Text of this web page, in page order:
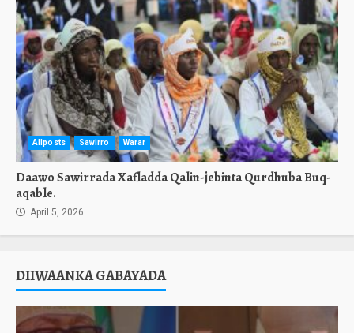
Allposts Sawirro Warar
Daawo Sawirrada Xafladda Qalin-jebinta Qurdhuba Buq-
aqable.
April 5, 2026
DIIWAANKA GABAYADA